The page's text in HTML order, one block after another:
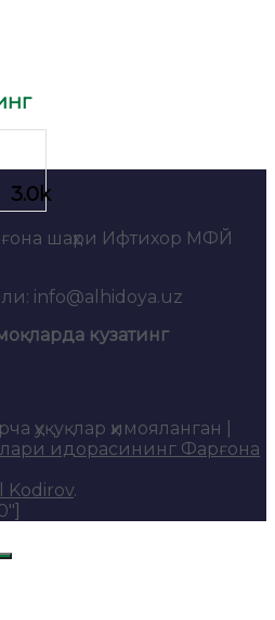
шаҳри Ифтихор МФЙ
info@alhidoya.uz
кузатинг
ҳуқуқлар ҳимояланган |
идорасининг Фарғона
Kodirov.